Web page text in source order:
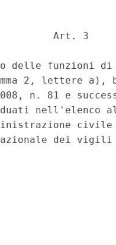
Art. 3
delle funzioni
2, lettere
n. 81 e
nell'elenco